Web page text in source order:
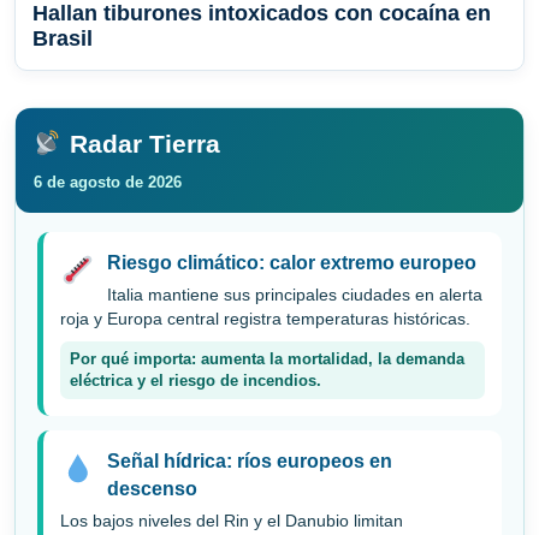
Hallan tiburones intoxicados con cocaína en
Brasil
Radar Tierra
6 de agosto de 2026
Riesgo climático: calor extremo europeo
Italia mantiene sus principales ciudades en alerta
roja y Europa central registra temperaturas históricas.
Por qué importa: aumenta la mortalidad, la demanda
eléctrica y el riesgo de incendios.
Señal hídrica: ríos europeos en
descenso
Los bajos niveles del Rin y el Danubio limitan